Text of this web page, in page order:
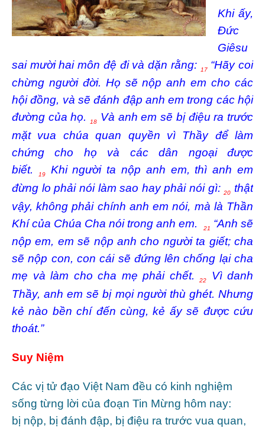
Khi ấy,
Ðức
Giêsu
sai mười hai môn đệ đi và dặn rằng:
17“Hãy coi
chừng người đời. Họ sẽ nộp anh em cho các
hội đồng, và sẽ đánh đập anh em trong các hội
đường của họ.
18
Và anh em sẽ bị điệu ra trước
mặt vua chúa quan quyền vì Thầy để làm
chứng cho họ và các dân ngoại được
biết.
19
Khi người ta nộp anh em, thì anh em
đừng lo phải nói làm sao hay phải nói gì: 20 thật
vậy, không phải chính anh em nói, mà là Thần
Khí của Chúa Cha nói trong anh em.
21
“Anh sẽ
nộp em, em sẽ nộp anh cho người ta giết; cha
sẽ nộp con, con cái sẽ đứng lên chống lại cha
mẹ và làm cho cha mẹ phải chết.
22
Vì danh
Thầy, anh em sẽ bị mọi người thù ghét. Nhưng
kẻ nào bền chí đến cùng, kẻ ấy sẽ được cứu
thoát.”
Suy Niệm
Các vị tử đạo Việt Nam đều có kinh nghiệm
sống từng lời của đoạn Tin Mừng hôm nay:
bị nộp, bị đánh đập, bị điệu ra trước vua quan,